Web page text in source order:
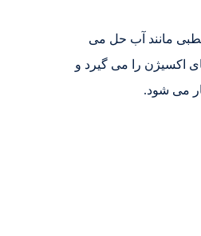
مانند آب حل می
اکسیژن را می گیرد و